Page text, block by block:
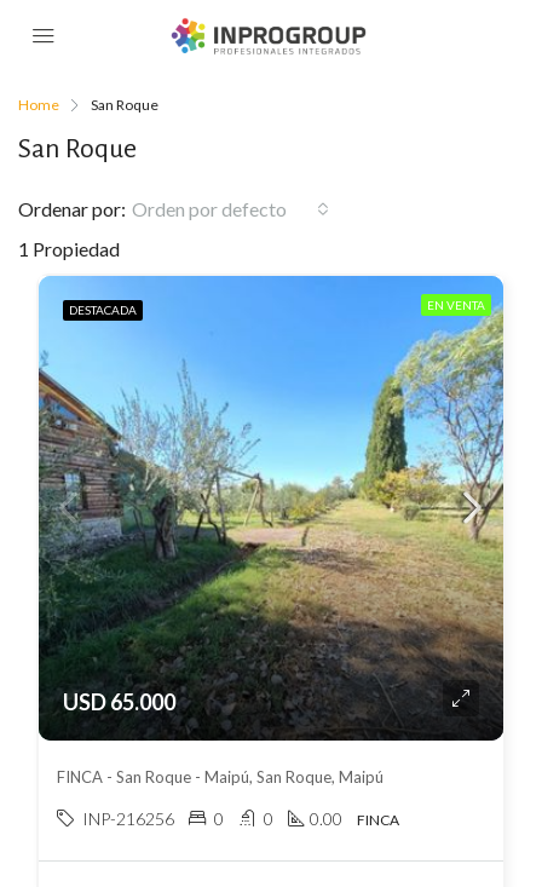
Home San Roque
San Roque
1 Propiedad
Ordenar por: Orden por defecto
DESTACADA EN VENTA
USD 65.000
FINCA - San Roque - Maipú, San Roque, Maipú
INP-216256 0 0 0.00 FINCA